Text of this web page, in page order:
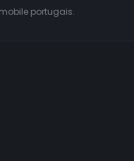
portugais.